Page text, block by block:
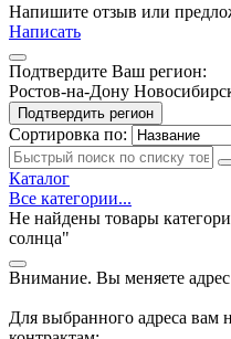
Напишите отзыв или
Написать
Подтвердите Ваш регион:
Ростов-на-Дону
Подтвердить регион
Сортировка по:
Каталог
Все категории...
Не найдены товары
солнца"
Внимание. Вы меняете адрес
Для выбранного адреса вам